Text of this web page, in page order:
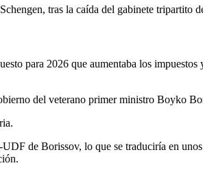
tras la caída del gabinete tripartito
para 2026 que aumentaba los
del veterano primer ministro Boyko
de Borissov, lo que se traduciría en